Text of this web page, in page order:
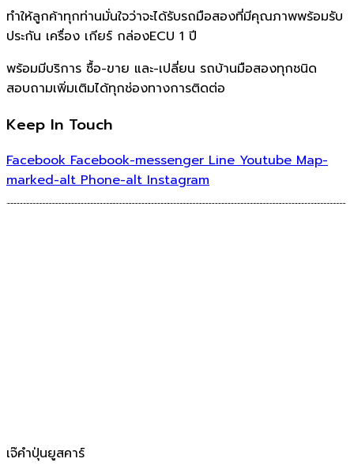
ทำให้ลูกค้าทุกท่านมั่นใจว่าจะได้รับรถมือสองที่มีคุณภาพพร้อมรับ
ประกัน เครื่อง เกียร์ กล่องECU 1 ปี
พร้อมมีบริการ ซื้อ-ขาย และ-เปลี่ยน รถบ้านมือสองทุกชนิด
สอบถามเพิ่มเติมได้ทุกช่องทางการติดต่อ
Keep In Touch
Facebook Facebook-messenger Line Youtube Map-
marked-alt Phone-alt Instagram
เจ๊คำปุ่นยูสคาร์